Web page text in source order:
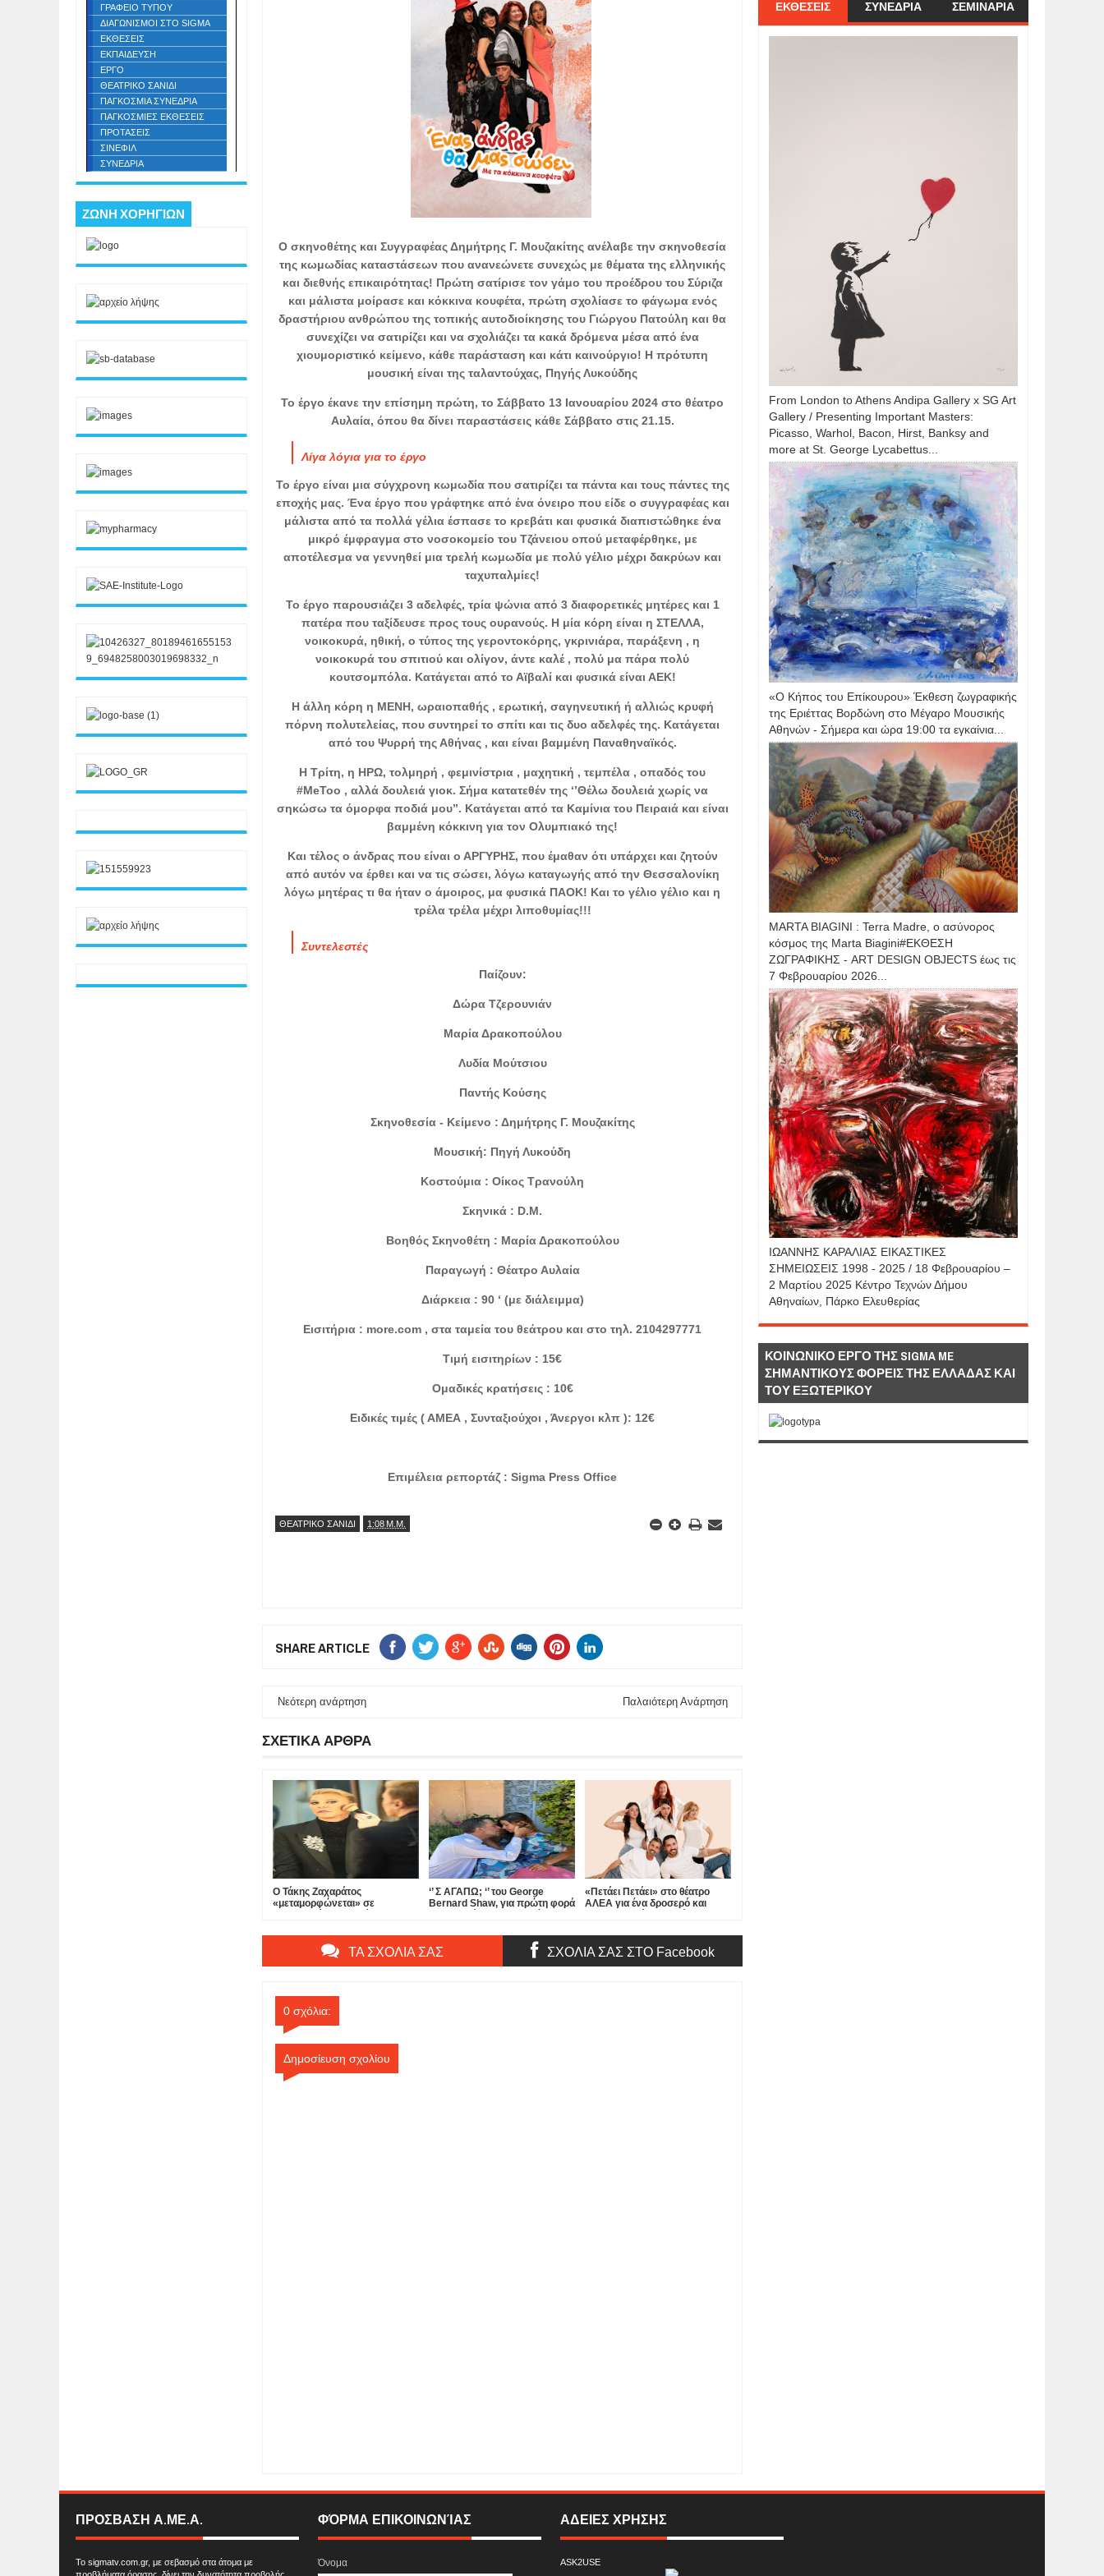
Ο σκηνοθέτης και Συγγραφέας Δημήτρης Γ. Μουζακίτης ανέλαβε την σκηνοθεσία
της κωμωδίας καταστάσεων που ανανεώνετε συνεχώς με θέματα της ελληνικής
και διεθνής επικαιρότητας! Πρώτη σατίρισε τον γάμο του προέδρου του Σύριζα
και μάλιστα μοίρασε και κόκκινα κουφέτα, πρώτη σχολίασε το φάγωμα ενός
δραστήριου ανθρώπου της τοπικής αυτοδιοίκησης του Γιώργου Πατούλη και θα
συνεχίζει να σατιρίζει και να σχολιάζει τα κακά δρόμενα μέσα από ένα
χιουμοριστικό κείμενο, κάθε παράσταση και κάτι καινούργιο! Η πρότυπη
μουσική είναι της ταλαντούχας, Πηγής Λυκούδης
Το έργο έκανε την επίσημη πρώτη, το Σάββατο 13 Ιανουαρίου 2024 στο θέατρο
Αυλαία, όπου θα δίνει παραστάσεις κάθε Σάββατο στις 21.15.
Λίγα λόγια για το έργο
Το έργο είναι μια σύγχρονη κωμωδία που σατιρίζει τα πάντα και τους πάντες της
εποχής μας. Ένα έργο που γράφτηκε από ένα όνειρο που είδε ο συγγραφέας και
μάλιστα από τα πολλά γέλια έσπασε το κρεβάτι και φυσικά διαπιστώθηκε ένα
μικρό έμφραγμα στο νοσοκομείο του Τζάνειου οπού μεταφέρθηκε, με
αποτέλεσμα να γεννηθεί μια τρελή κωμωδία με πολύ γέλιο μέχρι δακρύων και
ταχυπαλμίες!
Το έργο παρουσιάζει 3 αδελφές, τρία ψώνια από 3 διαφορετικές μητέρες και 1
πατέρα που ταξίδευσε προς τους ουρανούς. Η μία κόρη είναι η ΣΤΕΛΛΑ,
νοικοκυρά, ηθική, ο τύπος της γεροντοκόρης, γκρινιάρα, παράξενη , η
νοικοκυρά του σπιτιού και ολίγον, άντε καλέ , πολύ μα πάρα πολύ
κουτσομπόλα. Κατάγεται από το Αϊβαλί και φυσικά είναι ΑΕΚ!
Η άλλη κόρη η ΜΕΝΗ, ωραιοπαθής , ερωτική, σαγηνευτική ή αλλιώς κρυφή
πόρνη πολυτελείας, που συντηρεί το σπίτι και τις δυο αδελφές της. Κατάγεται
από του Ψυρρή της Αθήνας , και είναι βαμμένη Παναθηναϊκός.
Η Τρίτη, η ΗΡΩ, τολμηρή , φεμινίστρια , μαχητική , τεμπέλα , οπαδός του
#MeToo , αλλά δουλειά γιοκ. Σήμα κατατεθέν της ‘’Θέλω δουλειά χωρίς να
σηκώσω τα όμορφα ποδιά μου’’. Κατάγεται από τα Καμίνια του Πειραιά και είναι
βαμμένη κόκκινη για τον Ολυμπιακό της!
Και τέλος ο άνδρας που είναι ο ΑΡΓΥΡΗΣ, που έμαθαν ότι υπάρχει και ζητούν
από αυτόν να έρθει και να τις σώσει, λόγω καταγωγής από την Θεσσαλονίκη
λόγω μητέρας τι θα ήταν ο άμοιρος, μα φυσικά ΠΑΟΚ! Και το γέλιο γέλιο και η
τρέλα τρέλα μέχρι λιποθυμίας!!!
Συντελεστές
Παίζουν:
Δώρα Τζερουνιάν
Μαρία Δρακοπούλου
Λυδία Μούτσιου
Παντής Κούσης
Σκηνοθεσία - Κείμενο : Δημήτρης Γ. Μουζακίτης
Μουσική: Πηγή Λυκούδη
Κοστούμια : Οίκος Τρανούλη
Σκηνικά : D.M.
Βοηθός Σκηνοθέτη : Μαρία Δρακοπούλου
Παραγωγή : Θέατρο Αυλαία
Διάρκεια : 90 ‘ (με διάλειμμα)
Εισιτήρια : more.com , στα ταμεία του θεάτρου και στο τηλ. 2104297771
Τιμή εισιτηρίων : 15€
Ομαδικές κρατήσεις : 10€
Ειδικές τιμές ( ΑΜΕΑ , Συνταξιούχοι , Άνεργοι κλπ ): 12€
Επιμέλεια ρεπορτάζ : Sigma Press Office
ΘΕΑΤΡΙΚΟ ΣΑΝΙΔΙ 1:08 Μ.Μ.
SHARE ARTICLE
Νεότερη ανάρτηση Παλαιότερη Ανάρτηση
ΣΧΕΤΙΚΑ ΑΡΘΡΑ
Ο Τάκης Ζαχαράτος
«μεταμορφώνεται» σε
‘’ Σ ΑΓΑΠΩ; ‘’ του George
Bernard Shaw, για πρώτη φορά
«Πετάει Πετάει» στο θέατρο
ΑΛΕΑ για ένα δροσερό και
ΤΑ ΣΧΟΛΙΑ ΣΑΣ ΣΧΟΛΙΑ ΣΑΣ ΣΤΟ Facebook
0 σχόλια:
Δημοσίευση σχολίου
ΓΡΑΦΕΙΟ ΤΥΠΟΥ
ΔΙΑΓΩΝΙΣΜΟΙ ΣΤΟ SIGMA
ΕΚΘΕΣΕΙΣ
ΕΚΠΑΙΔΕΥΣΗ
ΕΡΓΟ
ΘΕΑΤΡΙΚΟ ΣΑΝΙΔΙ
ΠΑΓΚΟΣΜΙΑ ΣΥΝΕΔΡΙΑ
ΠΑΓΚΟΣΜΙΕΣ ΕΚΘΕΣΕΙΣ
ΠΡΟΤΑΣΕΙΣ
ΣΙΝΕΦΙΛ
ΣΥΝΕΔΡΙΑ
ΖΩΝΗ ΧΟΡΗΓΙΩΝ
ΕΚΘΕΣΕΙΣ ΣΥΝΕΔΡΙΑ ΣΕΜΙΝΑΡΙΑ
From London to Athens Andipa Gallery x SG Art
Gallery / Presenting Important Masters:
Picasso, Warhol, Bacon, Hirst, Banksy and
more at St. George Lycabettus...
«Ο Κήπος του Επίκουρου» Έκθεση ζωγραφικής
της Εριέττας Βορδώνη στο Μέγαρο Μουσικής
Αθηνών - Σήμερα και ώρα 19:00 τα εγκαίνια...
MARTA BIAGINI : Terra Madre, ο ασύνορος
κόσμος της Marta Biagini#ΕΚΘΕΣΗ
ΖΩΓΡΑΦΙΚΗΣ - ART DESIGN OBJECTS έως τις
7 Φεβρουαρίου 2026...
IΩΑΝΝΗΣ KAΡΑΛΙΑΣ ΕΙΚΑΣΤΙΚΕΣ
ΣΗΜΕΙΩΣΕΙΣ 1998 - 2025 / 18 Φεβρουαρίου –
2 Μαρτίου 2025 Κέντρο Τεχνών Δήμου
Αθηναίων, Πάρκο Ελευθερίας
ΚΟΙΝΩΝΙΚΟ ΕΡΓΟ ΤΗΣ SIGMA ME
ΣΗΜΑΝΤΙΚΟΥΣ ΦΟΡΕΙΣ ΤΗΣ ΕΛΛΑΔΑΣ ΚΑΙ
ΤΟΥ ΕΞΩΤΕΡΙΚΟΥ
ΠΡΟΣΒΑΣΗ Α.ΜΕ.Α.
Το sigmatv.com.gr, με σεβασμό στα άτομα με
ΦΌΡΜΑ ΕΠΙΚΟΙΝΩΝΊΑΣ
Όνομα
ΑΔΕΙΕΣ ΧΡΗΣΗΣ
ASK2USE